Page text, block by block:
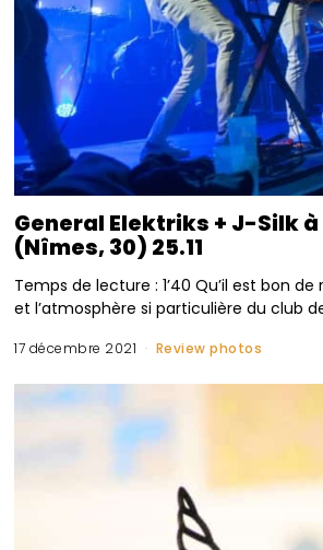
General Elektriks + J-Silk
(Nîmes, 30) 25.11
Temps de lecture : 1’40 Qu’il est bon
et l’atmosphère si particulière du club
17 décembre 2021 Review photos